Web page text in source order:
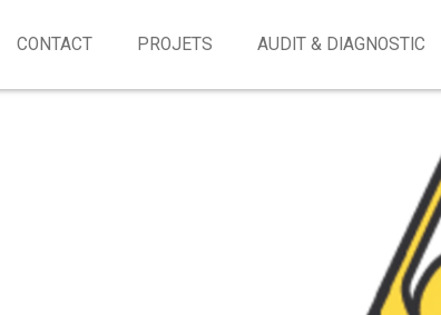
CONTACT PROJETS AUDIT & DIAGNOSTIC